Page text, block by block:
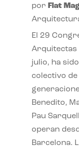
por Flat
El 29
Arquitectas
julio, ha
colectivo
Benedito,
Pau
operan
Barcelona.